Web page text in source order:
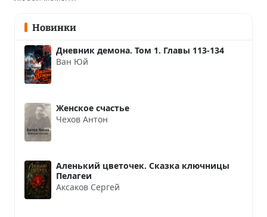
Новинки
Дневник демона. Том 1. Главы 113-134
Ван Юй
Женское счастье
Чехов Антон
Аленький цветочек. Сказка ключницы
Пелагеи
Аксаков Сергей